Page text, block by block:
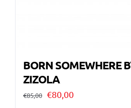
BORN SOMEWHERE
ZIZOLA
€85,00 Il
€80,00Il